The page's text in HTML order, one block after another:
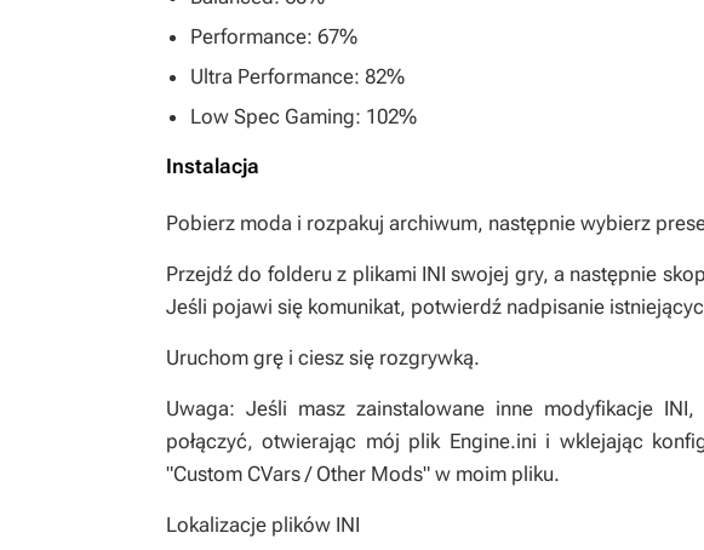
Performance: 67%
Ultra Performance: 82%
Low Spec Gaming: 102%
Instalacja
Pobierz moda i rozpakuj archiwum, następnie wybierz
Przejdź do folderu z plikami INI swojej gry, a następnie
Jeśli pojawi się komunikat, potwierdź nadpisanie
Uruchom grę i ciesz się rozgrywką.
Uwaga: Jeśli masz zainstalowane inne modyfikacje
połączyć, otwierając mój plik Engine.ini i wklejając
"Custom CVars / Other Mods" w moim pliku.
Lokalizacje plików INI